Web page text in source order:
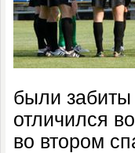
были
отличился
во втором